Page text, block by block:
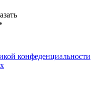
конфеденциальности